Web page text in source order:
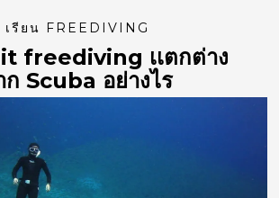
เรียน FREEDIVING
freediving เเตกต่าง
ก Scuba อย่างไร